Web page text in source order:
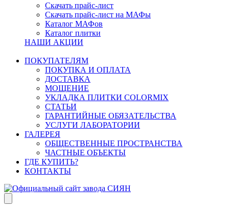
Скачать прайс-лист
Скачать прайс-лист на МАФы
Каталог МАФов
Каталог плитки
НАШИ АКЦИИ
ПОКУПАТЕЛЯМ
ПОКУПКА И ОПЛАТА
ДОСТАВКА
МОЩЕНИЕ
УКЛАДКА ПЛИТКИ COLORMIX
СТАТЬИ
ГАРАНТИЙНЫЕ ОБЯЗАТЕЛЬСТВА
УСЛУГИ ЛАБОРАТОРИИ
ГАЛЕРЕЯ
ОБЩЕСТВЕННЫЕ ПРОСТРАНСТВА
ЧАСТНЫЕ ОБЪЕКТЫ
ГДЕ КУПИТЬ?
КОНТАКТЫ